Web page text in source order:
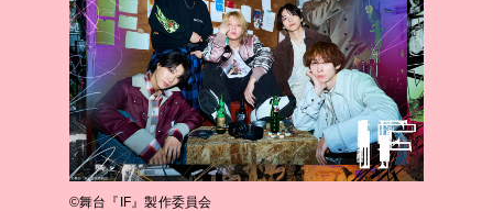
©︎舞台『IF』製作委員会